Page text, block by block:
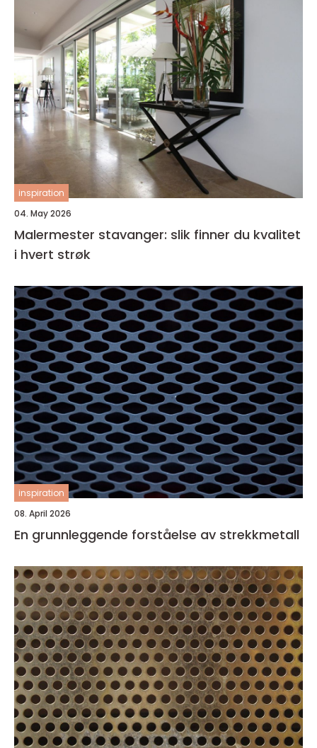
inspiration
04. May 2026
Malermester stavanger: slik finner du kvalitet
i hvert strøk
inspiration
08. April 2026
En grunnleggende forståelse av strekkmetall